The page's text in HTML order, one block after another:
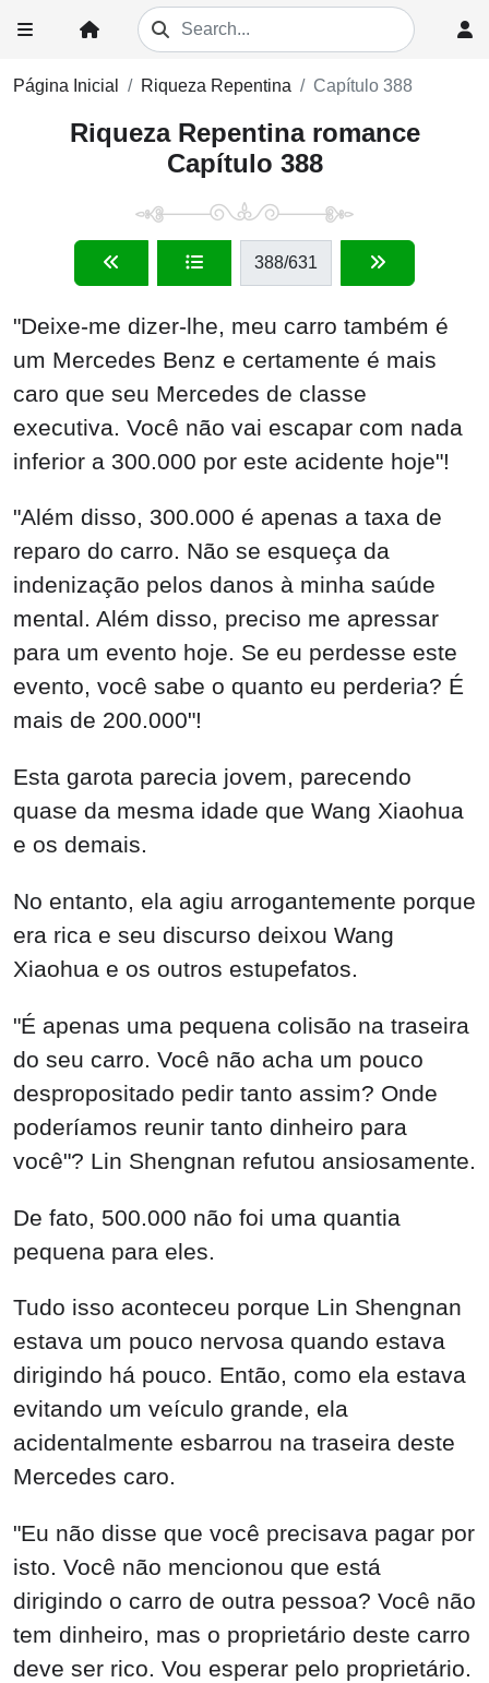
Página Inicial Riqueza Repentina Capítulo 388
Riqueza Repentina romance
Capítulo 388
388/631
"Deixe-me dizer-lhe, meu carro também é
um Mercedes Benz e certamente é mais
caro que seu Mercedes de classe
executiva. Você não vai escapar com nada
inferior a 300.000 por este acidente hoje"!
"Além disso, 300.000 é apenas a taxa de
reparo do carro. Não se esqueça da
indenização pelos danos à minha saúde
mental. Além disso, preciso me apressar
para um evento hoje. Se eu perdesse este
evento, você sabe o quanto eu perderia? É
mais de 200.000"!
Esta garota parecia jovem, parecendo
quase da mesma idade que Wang Xiaohua
e os demais.
No entanto, ela agiu arrogantemente porque
era rica e seu discurso deixou Wang
Xiaohua e os outros estupefatos.
"É apenas uma pequena colisão na traseira
do seu carro. Você não acha um pouco
despropositado pedir tanto assim? Onde
poderíamos reunir tanto dinheiro para
você"? Lin Shengnan refutou ansiosamente.
De fato, 500.000 não foi uma quantia
pequena para eles.
Tudo isso aconteceu porque Lin Shengnan
estava um pouco nervosa quando estava
dirigindo há pouco. Então, como ela estava
evitando um veículo grande, ela
acidentalmente esbarrou na traseira deste
Mercedes caro.
"Eu não disse que você precisava pagar por
isto. Você não mencionou que está
dirigindo o carro de outra pessoa? Você não
tem dinheiro, mas o proprietário deste carro
deve ser rico. Vou esperar pelo proprietário.